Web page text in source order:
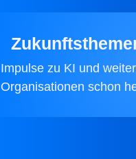
Impulse zu KI und
Organisationen schon